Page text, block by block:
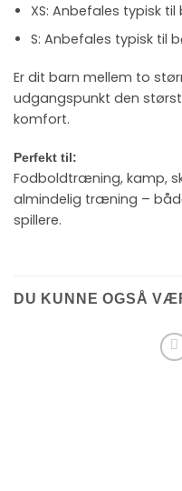
XS: Anbefales typisk til
S: Anbefales typisk til
Er dit barn mellem to
udgangspunkt den
komfort.
Perfekt til:
Fodboldtræning, kamp,
almindelig træning –
spillere.
DU KUNNE OGSÅ